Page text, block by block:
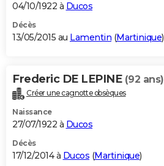
04/10/1922 à Ducos
Décès
13/05/2015 au Lamentin (Martinique)
Frederic DE LEPINE (92 ans)
Créer une cagnotte obsèques
Naissance
27/07/1922 à Ducos
Décès
17/12/2014 à Ducos (Martinique)